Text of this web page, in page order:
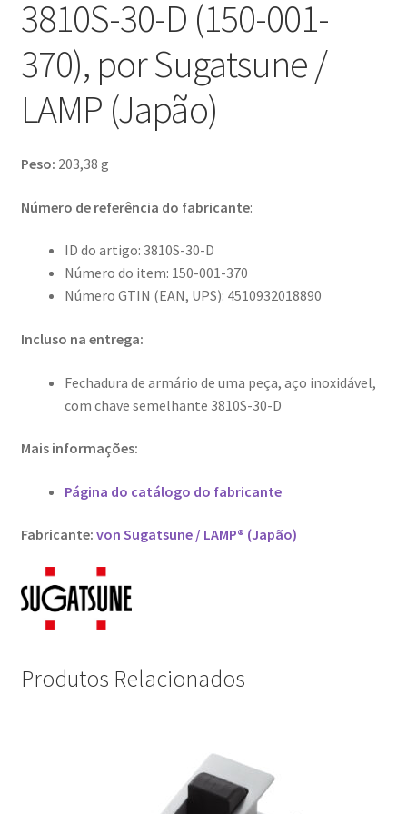
3810S-30-D (150-001-
370), por Sugatsune /
LAMP (Japão)
Peso: 203,38 g
Número de referência do fabricante:
ID do artigo: 3810S-30-D
Número do item: 150-001-370
Número GTIN (EAN, UPS): 4510932018890
Incluso na entrega:
Fechadura de armário de uma peça, aço inoxidável,
com chave semelhante 3810S-30-D
Mais informações:
Página do catálogo do fabricante
Fabricante: von Sugatsune / LAMP® (Japão)
Produtos Relacionados